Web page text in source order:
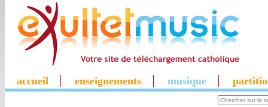
accueil enseignements musique